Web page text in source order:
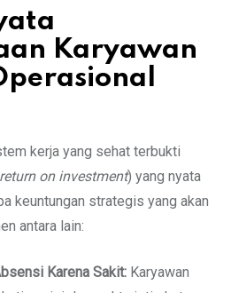
Karyawan
kerja yang sehat terbukti
return on investment) yang nyata
keuntungan strategis yang akan
antara lain:
Karena Sakit: Karyawan